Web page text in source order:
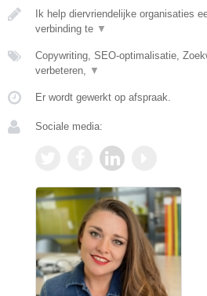
Ik help diervriendelijke organisaties
verbinding te ▼
Copywriting, SEO-optimalisatie,
verbeteren,
▼
Er wordt gewerkt op afspraak.
Sociale media: